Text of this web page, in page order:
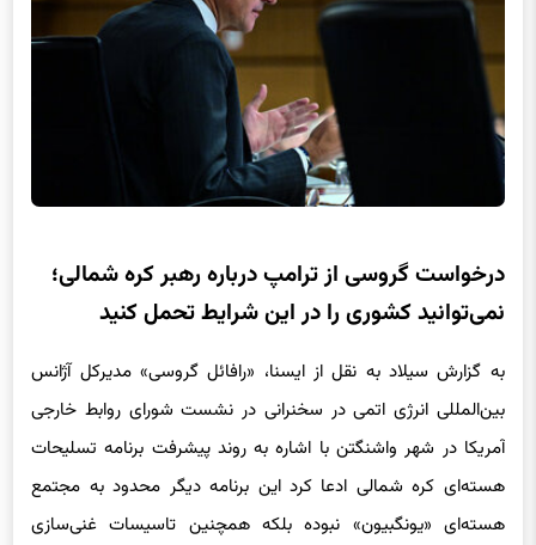
نمی‌توانید کشوری را در این شرایط تحمل کنید
بین‌المللی انرژی اتمی در سخنرانی در نشست شورای روابط خارجی
آمریکا در شهر واشنگتن با اشاره به روند پیشرفت برنامه تسلیحات
هسته‌ای کره شمالی ادعا کرد این برنامه دیگر محدود به مجتمع
هسته‌ای «یونگبیون» نبوده بلکه همچنین تاسیسات غنی‌سازی
اورانیوم کانگسون را نیز شامل شده و «تاسیسات غنی‌سازی دوم و